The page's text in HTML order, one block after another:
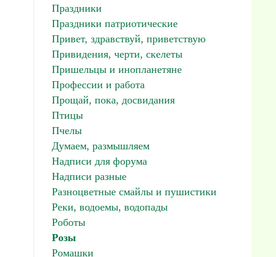
Праздники
Праздники патриотические
Привет, здравствуй, приветствую
Привидения, черти, скелеты
Пришельцы и инопланетяне
Профессии и работа
Прощай, пока, досвидания
Птицы
Пчелы
Думаем, размышляем
Надписи для форума
Надписи разные
Разноцветные смайлы и пушистики
Реки, водоемы, водопады
Роботы
Розы
Ромашки